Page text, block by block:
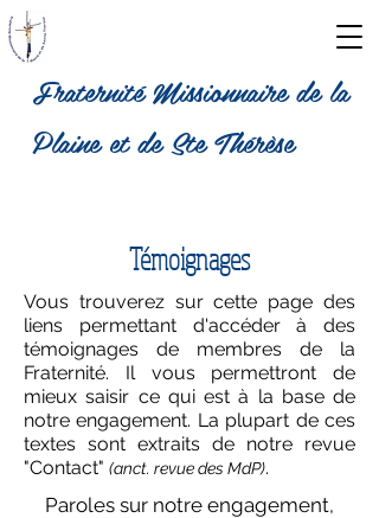
Fraternité Missionnaire de la
Plaine et de Ste Thérèse
Témoignages
Vous trouverez sur cette page des
liens permettant d'accéder à des
témoignages de membres de la
Fraternité. Il vous permettront de
mieux saisir ce qui est à la base de
notre engagement. La plupart de ces
textes sont extraits de notre revue
"Contact" (anct. revue des MdP).
Paroles sur notre engagement,